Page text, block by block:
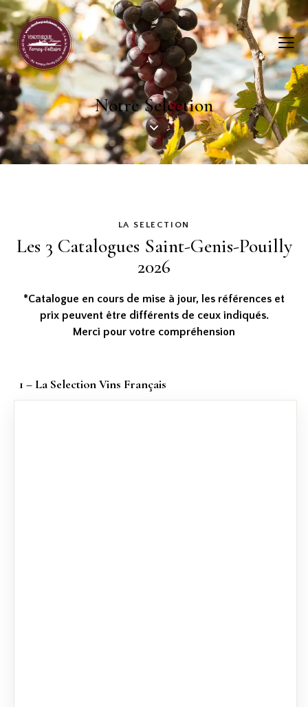
Notre Selection
LA SELECTION
Les 3 Catalogues Saint-Genis-Pouilly
2026
*Catalogue en cours de mise à jour, les références et
prix peuvent être différents de ceux indiqués.
Merci pour votre compréhension
1 – La Selection Vins Français